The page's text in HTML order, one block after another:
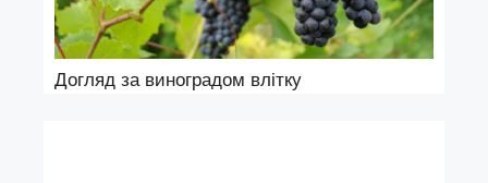
Догляд за виноградом влітку